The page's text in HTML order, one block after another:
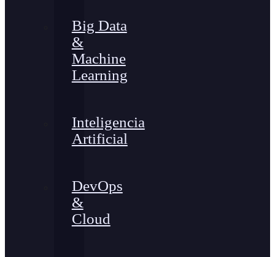
Big Data
&
Machine
Learning
Inteligencia
Artificial
DevOps
&
Cloud